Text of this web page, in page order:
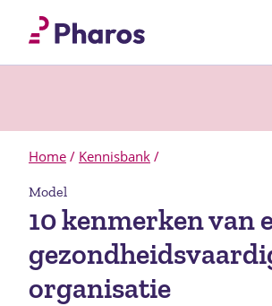
Home / Kennisbank /
Model
10 kenmerken van
organisatie